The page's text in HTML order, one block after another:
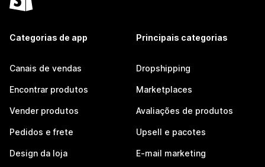
Categorias de app
Canais de vendas
Encontrar produtos
Vender produtos
Pedidos e frete
Design da loja
Principais categorias
Dropshipping
Marketplaces
Avaliações de produtos
Upsell e pacotes
E-mail marketing